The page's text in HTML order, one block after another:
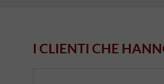
I CLIENTI CHE